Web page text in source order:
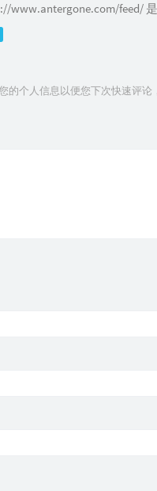
www.antergone.com/feed/ 是
的个人信息以便您下次快速评论